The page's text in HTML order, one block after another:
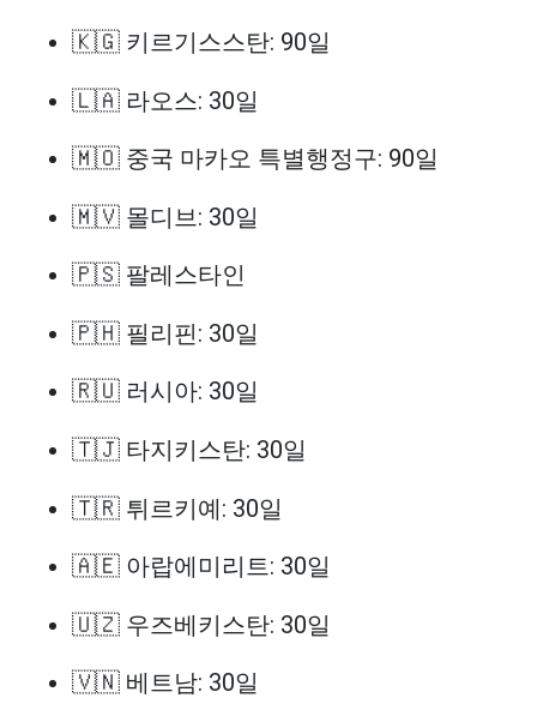
🇰🇬 키르기스스탄: 90일
🇱🇦 라오스: 30일
🇲🇴 중국 마카오 특별행정구: 90일
🇲🇻 몰디브: 30일
🇵🇸 팔레스타인
🇵🇭 필리핀: 30일
🇷🇺 러시아: 30일
🇹🇯 타지키스탄: 30일
🇹🇷 튀르키예: 30일
🇦🇪 아랍에미리트: 30일
🇺🇿 우즈베키스탄: 30일
🇻🇳 베트남: 30일